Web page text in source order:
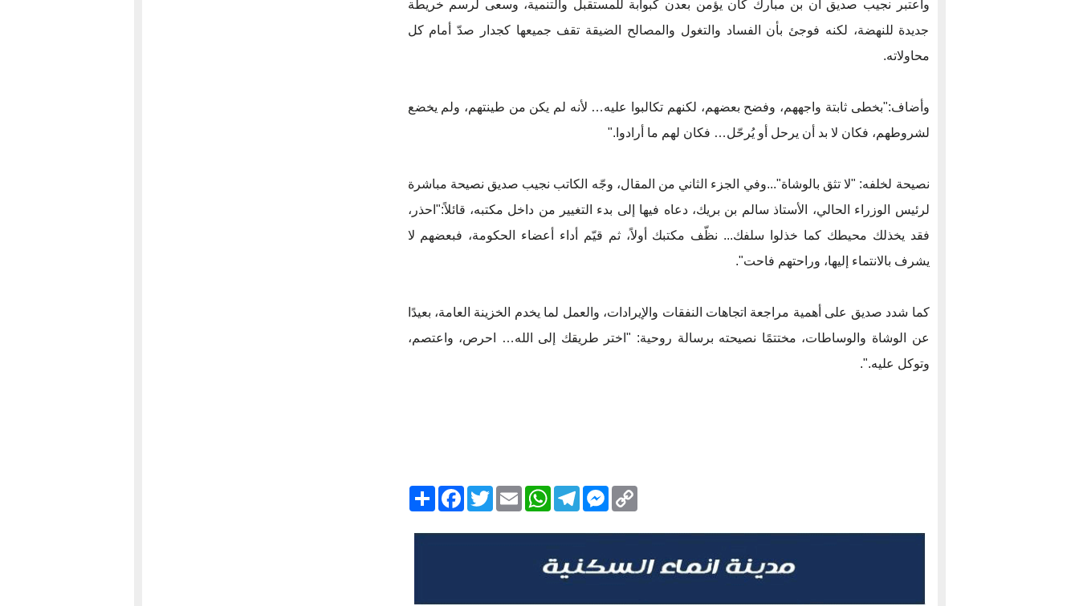
واعتبر نجيب صديق أن بن مبارك كان يؤمن بعدن كبوابة للمستقبل والتنمية، وسعى لرسم خريطة
جديدة للنهضة، لكنه فوجئ بأن الفساد والتغول والمصالح الضيقة تقف جميعها كجدار صدّ أمام كل
محاولاته.
وأضاف:"بخطى ثابتة واجههم، وفضح بعضهم، لكنهم تكالبوا عليه… لأنه لم يكن من طينتهم، ولم يخضع
لشروطهم، فكان لا بد أن يرحل أو يُرحّل… فكان لهم ما أرادوا."
نصيحة لخلفه: "لا تثق بالوشاة"...وفي الجزء الثاني من المقال، وجّه الكاتب نجيب صديق نصيحة مباشرة
لرئيس الوزراء الحالي، الأستاذ سالم بن بريك، دعاه فيها إلى بدء التغيير من داخل مكتبه، قائلاً:"احذر،
فقد يخذلك محيطك كما خذلوا سلفك... نظّف مكتبك أولاً، ثم قيّم أداء أعضاء الحكومة، فبعضهم لا
يشرف بالانتماء إليها، وراحتهم فاحت".
كما شدد صديق على أهمية مراجعة اتجاهات النفقات والإيرادات، والعمل لما يخدم الخزينة العامة، بعيدًا
عن الوشاة والوساطات، مختتمًا نصيحته برسالة روحية: "اختر طريقك إلى الله… احرص، واعتصم،
وتوكل عليه.".
انشر
FacebookTwitterEmail
WhatsAppTelegram
MessengerCopy
Link